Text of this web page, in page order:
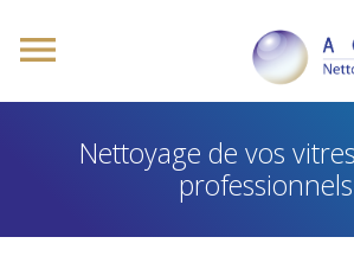
Nettoyage de vos
professionnels